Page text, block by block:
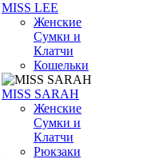
MISS LEE
Женские
Сумки и
Клатчи
Кошельки
MISS SARAH
Женские
Сумки и
Клатчи
Рюкзаки